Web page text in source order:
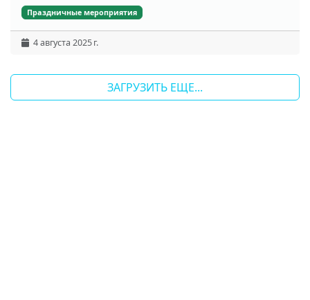
Праздничные мероприятия
4 августа 2025 г.
ЗАГРУЗИТЬ ЕЩЕ...